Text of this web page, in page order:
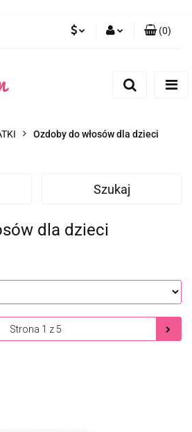
(0)
Ozdoby do włosów dla dzieci
Szukaj
dla dzieci